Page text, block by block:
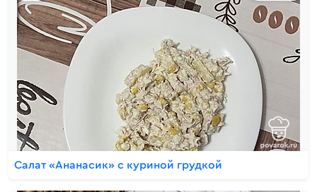
Салат «Ананасик» с куриной грудкой